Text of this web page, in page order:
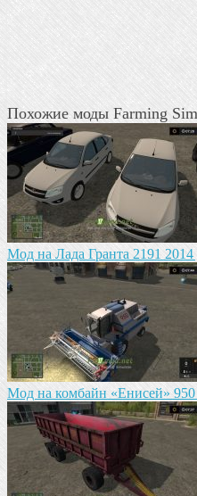
Похожие моды Farming
Мод на Лада Гранта 2191
Мод на комбайн «Енисей»